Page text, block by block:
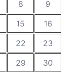
8
9
15
16
22
23
29
30